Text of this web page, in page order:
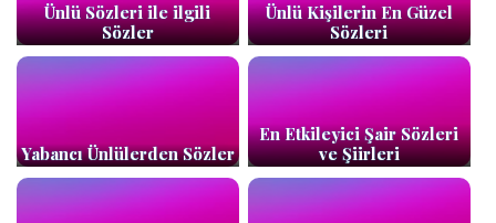
Ünlü Sözleri ile ilgili
Sözler
Ünlü Kişilerin En Güzel
Sözleri
Yabancı Ünlülerden Sözler
En Etkileyici Şair Sözleri
ve Şiirleri